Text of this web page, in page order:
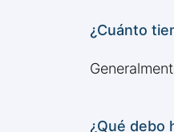
¿Cuánto
¿Qué debo